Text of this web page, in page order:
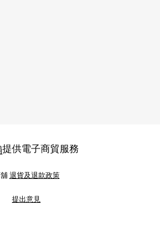
提供電子商貿服務
退貨及退款政策
提出意見